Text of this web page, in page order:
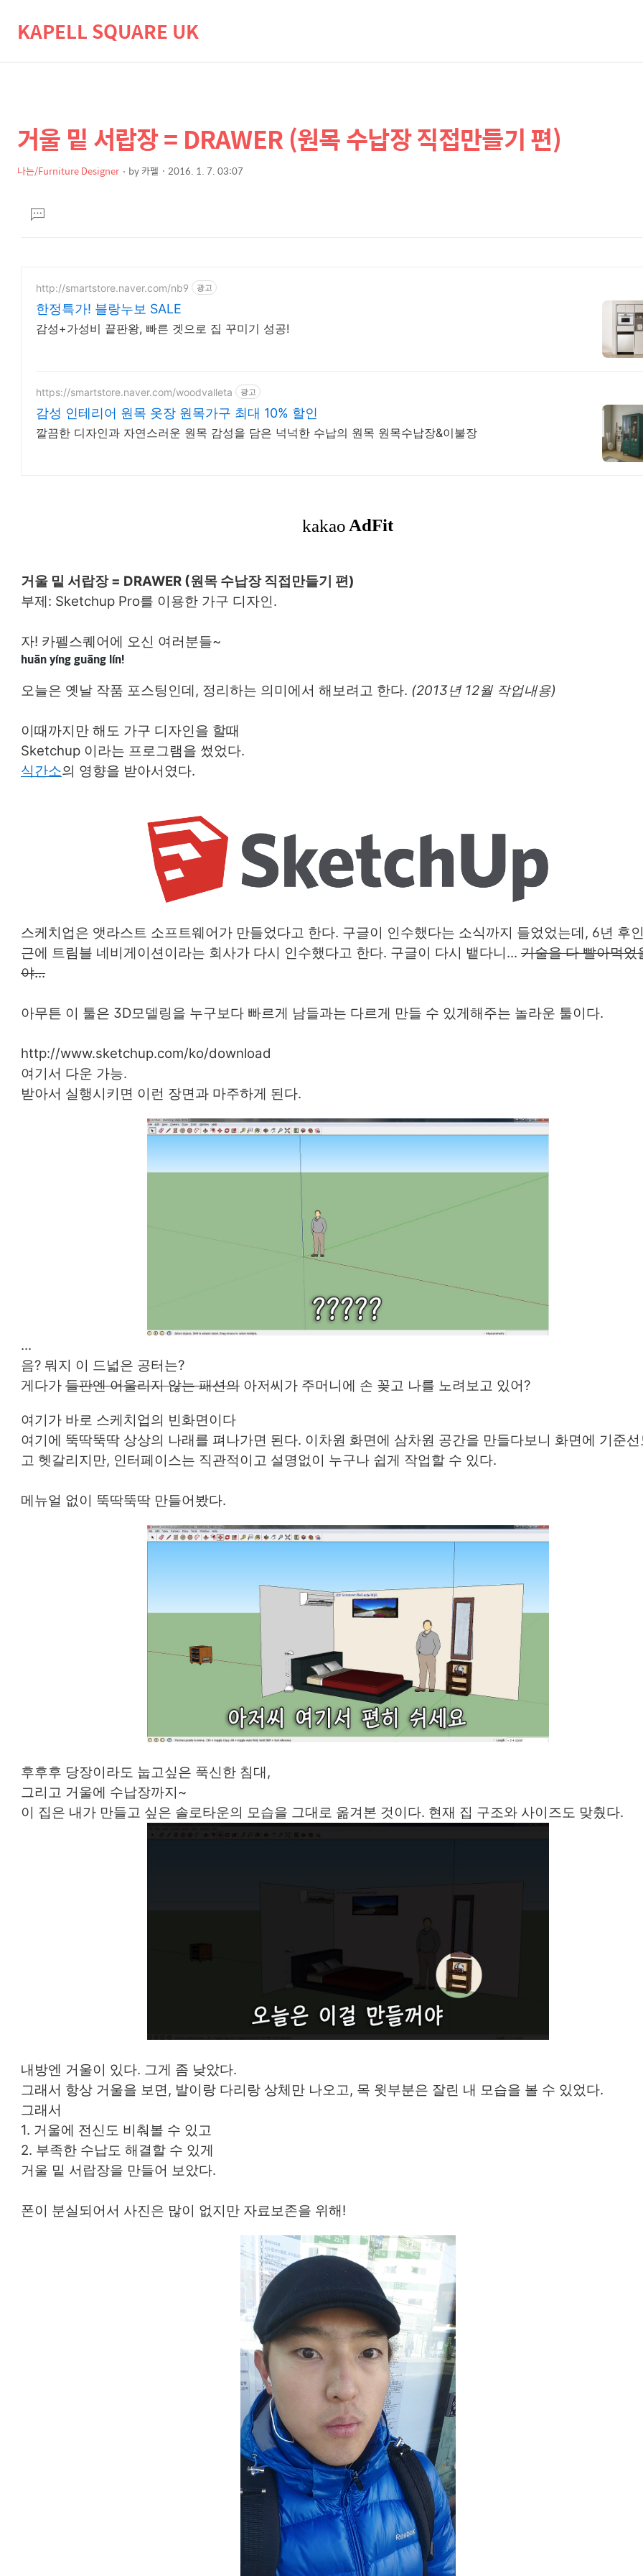
KAPELL SQUARE UK
상
세
컨
본
문
제
거울 밑 서랍장 = DRAWER (원목 수납장 직접만들기 편)
나는/Furniture Designer by카펠 2016. 1. 7. 03:07
댓
글
http://smartstore.naver.com/nb9 광고
한정특가! 블랑누보 SALE
감성+가성비 끝판왕, 빠른 겟으로 집 꾸미기 성공!
https://smartstore.naver.com/woodvalleta 광고
감성 인테리어 원목 옷장 원목가구 최대 10% 할인
깔끔한 디자인과 자연스러운 원목 감성을 담은 넉넉한 수납의 원목 원목수납장&이불장
거울 밑 서랍장 = DRAWER (원목 수납장 직접만들기 편)
부제: Sketchup Pro를 이용한 가구 디자인.
자! 카펠스퀘어에 오신 여러분들~
huān yíng guāng lín!
오늘은 옛날 작품 포스팅인데, 정리하는 의미에서 해보려고 한다. (2013년 12월 작업내용)
이때까지만 해도 가구 디자인을 할때
Sketchup 이라는 프로그램을 썼었다.
식간소의 영향을 받아서였다.
스케치업은 앳라스트 소프트웨어가 만들었다고 한다. 구글이 인수했다는 소식까지 들었었는데, 6년 후
근에 트림블 네비게이션이라는 회사가 다시 인수했다고 한다. 구글이 다시 뱉다니... 기술을 다 빨아먹었
야...
아무튼 이 툴은 3D모델링을 누구보다 빠르게 남들과는 다르게 만들 수 있게해주는 놀라운 툴이다.
http://www.sketchup.com/ko/download
여기서 다운 가능.
받아서 실행시키면 이런 장면과 마주하게 된다.
...
음? 뭐지 이 드넓은 공터는?
게다가 들판엔 어울리지 않는 패션의 아저씨가 주머니에 손 꽂고 나를 노려보고 있어?
여기가 바로 스케치업의 빈화면이다
여기에 뚝딱뚝딱 상상의 나래를 펴나가면 된다. 이차원 화면에 삼차원 공간을 만들다보니 화면에 기준
고 헷갈리지만, 인터페이스는 직관적이고 설명없이 누구나 쉽게 작업할 수 있다.
메뉴얼 없이 뚝딱뚝딱 만들어봤다.
후후후 당장이라도 눕고싶은 푹신한 침대,
그리고 거울에 수납장까지~
이 집은 내가 만들고 싶은 솔로타운의 모습을 그대로 옮겨본 것이다. 현재 집 구조와 사이즈도 맞췄다.
내방엔 거울이 있다. 그게 좀 낮았다.
그래서 항상 거울을 보면, 발이랑 다리랑 상체만 나오고, 목 윗부분은 잘린 내 모습을 볼 수 있었다.
그래서
1. 거울에 전신도 비춰볼 수 있고
2. 부족한 수납도 해결할 수 있게
거울 밑 서랍장을 만들어 보았다.
폰이 분실되어서 사진은 많이 없지만 자료보존을 위해!